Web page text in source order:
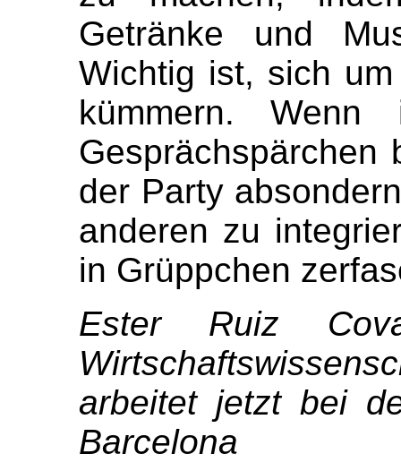
Getränke und
Wichtig ist, sich
kümmern.
Gesprächspärchen
der Party
anderen zu
in Grüppchen
Ester Ruiz
arbeitet jetzt bei
Barcelona